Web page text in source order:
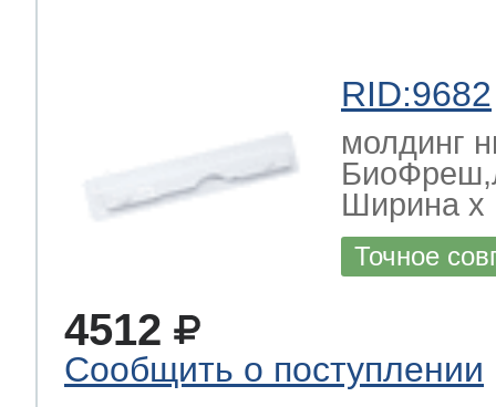
RID:9682
молдинг
Ширина х
Точное
4512
Сообщить о поступлении